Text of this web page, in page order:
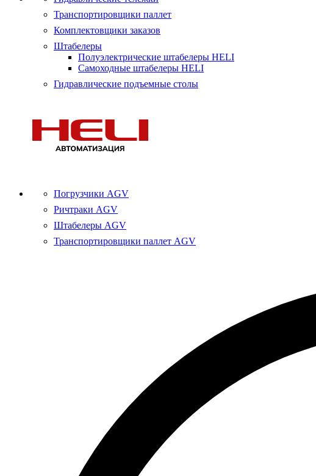
Транспортировщики паллет
Комплектовщики заказов
Штабелеры
Полуэлектрические штабелеры HELI
Самоходные штабелеры HELI
Гидравлические подъемные столы
Погрузчики AGV
Ричтраки AGV
Штабелеры AGV
Транспортировщики паллет AGV